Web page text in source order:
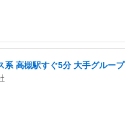
系 高槻駅すぐ5分 大手グルー